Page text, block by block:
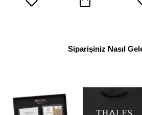
Siparişiniz Nasıl